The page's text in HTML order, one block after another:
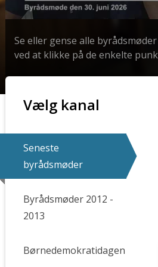
hours,
minutes,
seconds
Volume
Se eller gense alle
ved at klikke på de enkelte
Vælg kanal
Seneste
byrådsmøder
Byrådsmøder 2012 -
2013
Børnedemokratidagen